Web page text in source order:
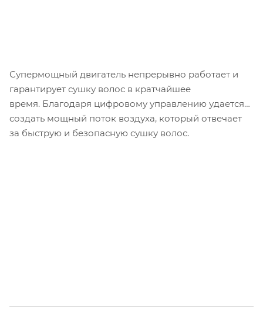
Супермощный двигатель непрерывно работает и
гарантирует сушку волос в кратчайшее
время. Благодаря цифровому управлению удается
создать мощный поток воздуха, который отвечает
за быструю и безопасную сушку волос.